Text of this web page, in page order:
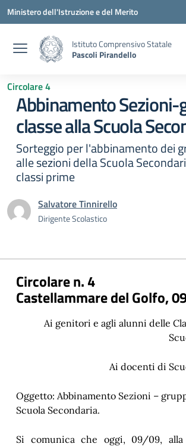
Vai ai contenuti
Vai al menu di navigazione
Vai al footer
Ministero dell'Istruzione e del Merito
Istituto Comprensivo Statale
Pascoli Pirandello
Circolare 4
Abbinamento
classe alla Scuola
Sorteggio per l'abbinamento dei
alle sezioni della Scuola
classi prime
Salvatore Tinnirello
Dirigente Scolastico
Circolare n.4
Castellammare del Golfo, 0
Ai genitori e agli alunni delle
Ai docenti di
Oggetto: Abbinamento Sezioni –
Scuola Secondaria.
Si comunica che oggi, 09/09,